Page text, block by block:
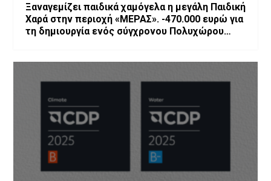
Ξαναγεμίζει παιδικά χαμόγελα η μεγάλη Παιδική
Χαρά στην περιοχή «ΜΕΡΑΣ». -470.000 ευρώ για
τη δημιουργία ενός σύγχρονου Πολυχώρου